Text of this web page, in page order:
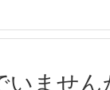
いません